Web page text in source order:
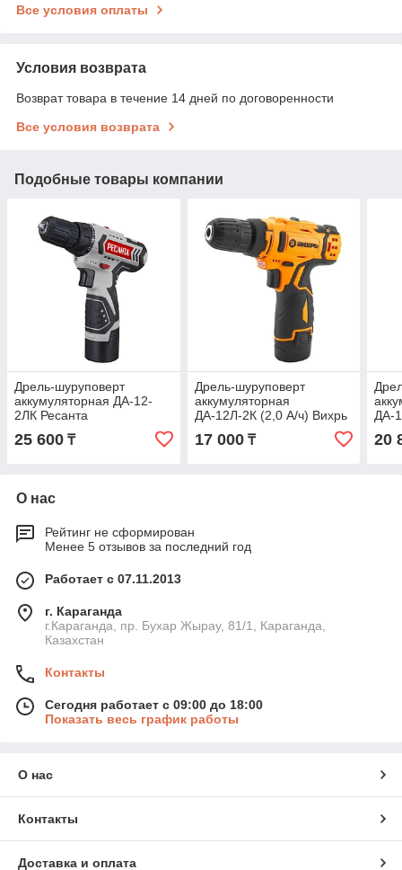
Все условия оплаты
Условия возврата
Возврат товара в течение 14 дней по договоренности
Все условия возврата
Подобные товары компании
Дрель-шуруповерт
аккумуляторная ДА-12-
2ЛК Ресанта
25 600 ₸
Дрель-шуруповерт
аккумуляторная
ДА-12Л-2К (2,0 А/ч) Вихрь
17 000₸
ДА-
20
О нас
Рейтинг не сформирован
Менее 5 отзывов за последний год
Работает с 07.11.2013
г. Караганда
г.Караганда, пр. Бухар Жырау, 81/1, Караганда,
Казахстан
Контакты
Сегодня работает с 09:00 до 18:00
Показать весь график работы
О нас
Контакты
Доставка и оплата